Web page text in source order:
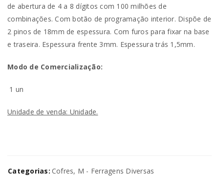
de abertura de 4 a 8 dígitos com 100 milhões de
combinações. Com botão de programação interior. Dispõe de
2 pinos de 18mm de espessura. Com furos para fixar na base
e traseira. Espessura frente 3mm. Espessura trás 1,5mm.
Modo de Comercialização:
1 un
Unidade de venda: Unidade.
Categorias: Cofres, M - Ferragens Diversas